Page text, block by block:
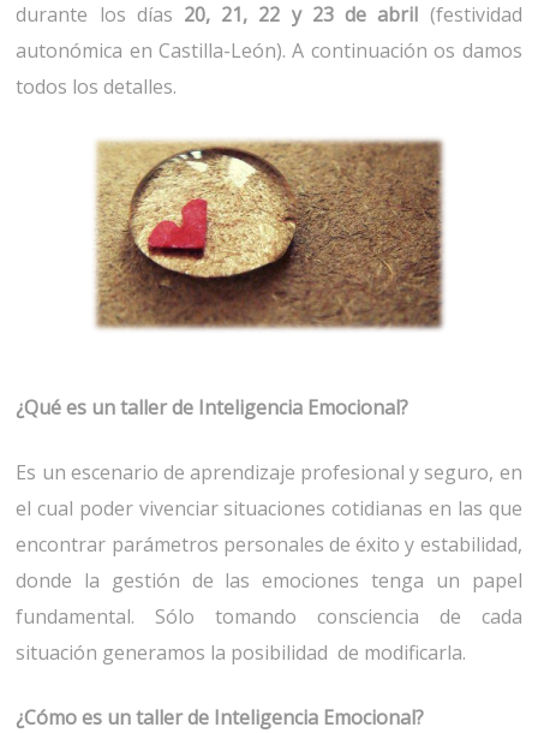
durante los días 20, 21, 22 y 23 de abril (festividad
autonómica en Castilla-León). A continuación os damos
todos los detalles.
¿Qué es un taller de Inteligencia Emocional?
Es un escenario de aprendizaje profesional y seguro, en
el cual poder vivenciar situaciones cotidianas en las que
encontrar parámetros personales de éxito y estabilidad,
donde la gestión de las emociones tenga un papel
fundamental. Sólo tomando consciencia de cada
situación generamos la posibilidad de modificarla.
¿Cómo es un taller de Inteligencia Emocional?